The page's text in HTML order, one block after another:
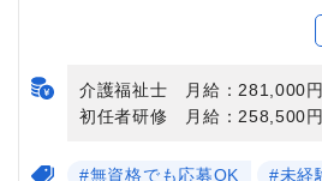
介護福祉士 月給：281,000
初任者研修 月給：258,500
#無資格でも応募OK
#未経